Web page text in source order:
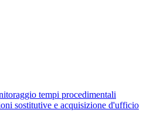
tempi procedimentali
sostitutive e acquisizione d'ufficio